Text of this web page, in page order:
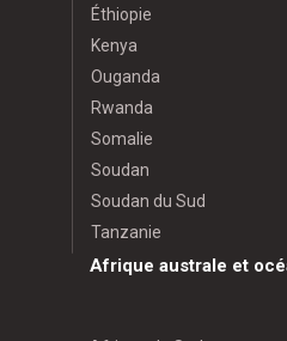
Éthiopie
Kenya
Ouganda
Rwanda
Somalie
Soudan
Soudan du Sud
Tanzanie
Afrique australe et